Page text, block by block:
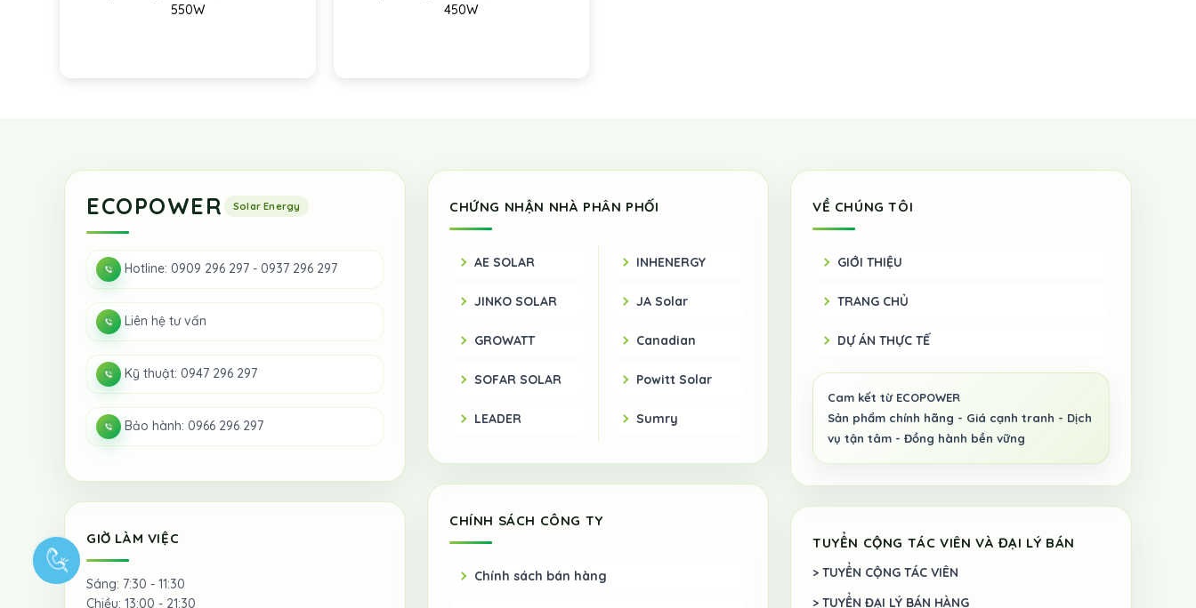
550W
450W
ECOPOWER
Hotline: 0909 296 297 - 0937 296 297
Liên hệ tư vấn
Kỹ thuật: 0947 296 297
Bảo hành: 0966 296 297
GIỜ LÀM VIỆC
Sáng: 7:30 - 11:30
Chiều: 13:00 - 21:30
CHỨNG NHẬN NHÀ PHÂN PHỐI
AE SOLAR
JINKO SOLAR
GROWATT
SOFAR SOLAR
LEADER
INHENERGY
JA Solar
Canadian
Powitt Solar
Sumry
CHÍNH SÁCH CÔNG TY
Chính sách bán hàng
VỀ CHÚNG TÔI
GIỚI THIỆU
TRANG CHỦ
DỰ ÁN THỰC TẾ
TUYỂN CỘNG TÁC VIÊN VÀ ĐẠI LÝ BÁN
> TUYỂN CỘNG TÁC VIÊN
> TUYỂN ĐẠI LÝ BÁN HÀNG